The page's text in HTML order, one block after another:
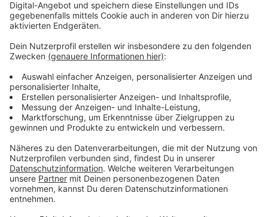
Das hat Firmenchef Ralf Stoffels angekündigt. Bis
jetzt sei die Produktion mit pcb-haltigem Material
Kreisverwaltung warnt trotzdem weiter davor rund um
die angebautes Blattgemüse zu essen. Grund für die
weiter bestehenden Verzehrhinweise sind nach
Angabe des Kreises erhöhte PCB-Werte in
Grünkohlproben aus dem vergangenen Jahr. Diese
Werte sind für BIW allerdings nicht maßgebend, da die
Corona-Patienten mit einem pcb-haltigen Vernetzer
produziert, sagt Firmenchef Stoffels. Der mit dem
Landesumweltministerium und dem Kreis vereinbarte
Fahrplan, der Produktions-Reduktion sei eingehalten